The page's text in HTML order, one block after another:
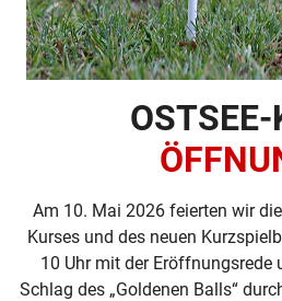
OSTSEE-
Am 10. Mai 2026 feierten wir
Kurses und des neuen
10 Uhr mit der Eröffnungsrede
Schlag des „Goldenen Balls“